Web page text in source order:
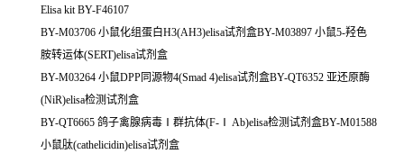
Elisa kit BY-F46107
BY-M03706 小鼠化组蛋白H3(AH3)elisa试剂盒BY-M03897 小鼠5-羟色
胺转运体(SERT)elisa试剂盒
BY-M03264 小鼠DPP同源物4(Smad 4)elisa试剂盒BY-QT6352 亚还原酶
(NiR)elisa检测试剂盒
BY-QT6665 鸽子禽腺病毒Ⅰ群抗体(F-Ⅰ Ab)elisa检测试剂盒BY-M01588
小鼠肽(cathelicidin)elisa试剂盒